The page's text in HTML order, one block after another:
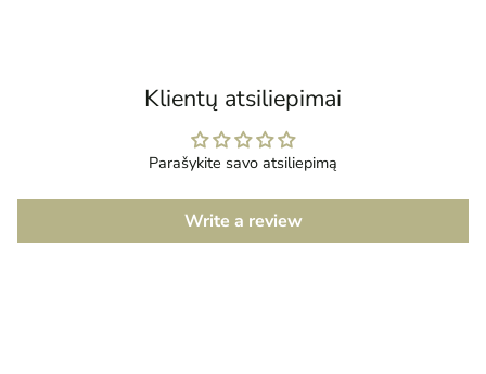
Klientų atsiliepimai
Parašykite savo atsiliepimą
Write a review